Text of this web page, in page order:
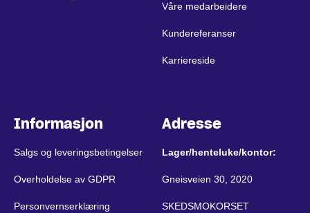
Våre medarbeidere
Kundereferanser
Karriereside
Informasjon
Salgs og leveringsbetingelser
Overholdelse av GDPR
Personvernserklæring
Adresse
Lager/henteluke/kontor:
Gneisveien 30, 2020
SKEDSMOKORSET